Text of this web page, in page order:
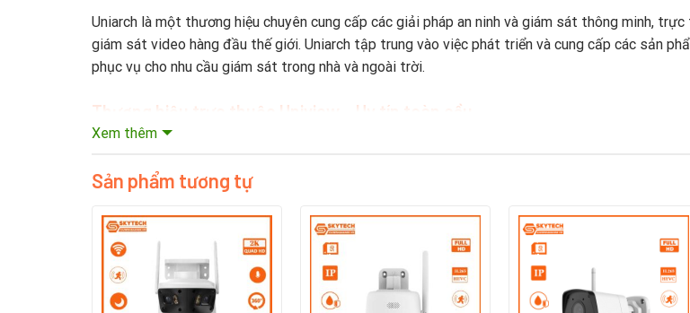
Uniarch là một thương hiệu chuyên cung cấp các giải pháp an ninh và giám sát thông minh,
giám sát video hàng đầu thế giới. Uniarch tập trung vào việc phát triển và cung cấp các sản
phục vụ cho nhu cầu giám sát trong nhà và ngoài trời.
Thương hiệu trực thuộc Uniview – Uy tín toàn cầu
năm trong ngành CCTV, Uniarch được thừa hưởng chất lượng và công nghệ cao cấp từ “người
Tập trung vào phân khúc phổ thông – Giá tốt, chất lượng cao
Uniarch hướng đến nhóm khách hàng phổ thông, cá nhân và doanh nghiệp nhỏ, mang lại sản
tối ưu cho ai đang tìm kiếm một giải pháp giám sát hiệu quả – dễ dùng – tiết kiệm.
Xem thêm
Sản phẩm tương tự